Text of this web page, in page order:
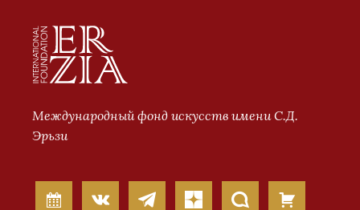
Международный фонд искусств имени С.Д.
Эрьзи